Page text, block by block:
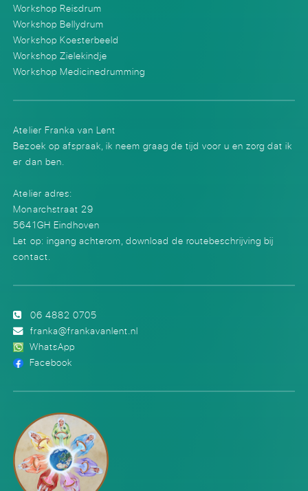
Workshop Reisdrum
Workshop Bellydrum
Workshop Koesterbeeld
Workshop Zielekindje
Workshop Medicinedrumming
Atelier Franka van Lent
Bezoek op afspraak, ik neem graag de tijd voor u en zorg dat ik
er dan ben.
Atelier adres:
Monarchstraat 29
5641GH Eindhoven
Let op: ingang achterom, download de routebeschrijving bij
contact.
06 4882 0705
franka@frankavanlent.nl
WhatsApp
Facebook